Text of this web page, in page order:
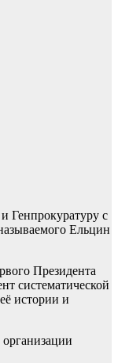
Генпрокуратуру с
Ельцин
Президента
систематической
истории и